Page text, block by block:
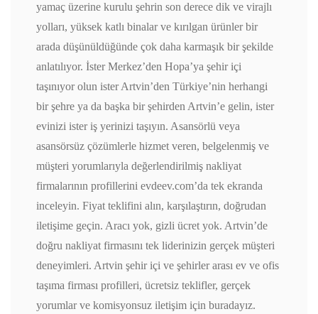
yamaç üzerine kurulu şehrin son derece dik ve virajlı
yolları, yüksek katlı binalar ve kırılgan ürünler bir
arada düşünüldüğünde çok daha karmaşık bir şekilde
anlatılıyor. İster Merkez’den Hopa’ya şehir içi
taşınıyor olun ister Artvin’den Türkiye’nin herhangi
bir şehre ya da başka bir şehirden Artvin’e gelin, ister
evinizi ister iş yerinizi taşıyın. Asansörlü veya
asansörsüz çözümlerle hizmet veren, belgelenmiş ve
müşteri yorumlarıyla değerlendirilmiş nakliyat
firmalarının profillerini evdeev.com’da tek ekranda
inceleyin. Fiyat teklifini alın, karşılaştırın, doğrudan
iletişime geçin. Aracı yok, gizli ücret yok. Artvin’de
doğru nakliyat firmasını tek liderinizin gerçek müşteri
deneyimleri. Artvin şehir içi ve şehirler arası ev ve ofis
taşıma firması profilleri, ücretsiz teklifler, gerçek
yorumlar ve komisyonsuz iletişim için buradayız.